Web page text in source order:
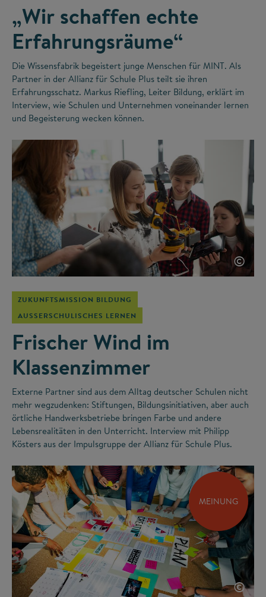
„Wir schaffen echte
Erfahrungsräume“
Die Wissensfabrik begeistert junge Menschen für MINT. Als
Partner in der Allianz für Schule Plus teilt sie ihren
Erfahrungsschatz. Markus Riefling, Leiter Bildung, erklärt im
Interview, wie Schulen und Unternehmen voneinander lernen
und Begeisterung wecken können.
©
ZUKUNFTSMISSION BILDUNG
AUSSERSCHULISCHES LERNEN
Frischer Wind im
Klassenzimmer
Externe Partner sind aus dem Alltag deutscher Schulen nicht
mehr wegzudenken: Stiftungen, Bildungsinitiativen, aber auch
örtliche Handwerksbetriebe bringen Farbe und andere
Lebensrealitäten in den Unterricht. Interview mit Philipp
Kösters aus der Impulsgruppe der Allianz für Schule Plus.
MEINUNG
©